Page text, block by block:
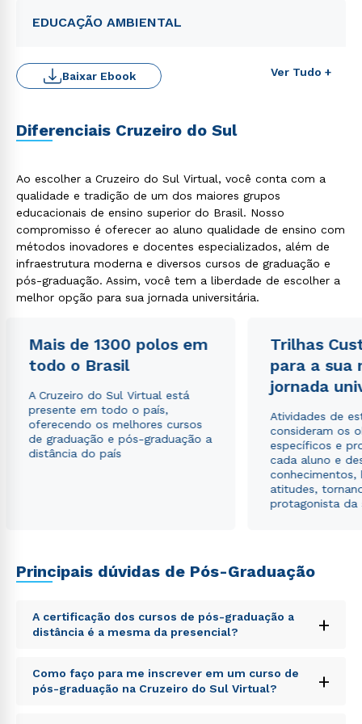
EDUCAÇÃO AMBIENTAL
Ver Tudo +
Baixar Ebook
Diferenciais Cruzeiro do Sul
Ao escolher a Cruzeiro do Sul Virtual, você conta com a
qualidade e tradição de um dos maiores grupos
educacionais de ensino superior do Brasil. Nosso
compromisso é oferecer ao aluno qualidade de ensino com
métodos inovadores e docentes especializados, além de
infraestrutura moderna e diversos cursos de graduação e
pós-graduação. Assim, você tem a liberdade de escolher a
melhor opção para sua jornada universitária.
Mais de 1300 polos em
todo o Brasil
A Cruzeiro do Sul Virtual está
presente em todo o país,
oferecendo os melhores cursos
de graduação e pós-graduação a
distância do país
Trilhas
para a sua
jornada
Atividades de
consideram os
específicos e
cada aluno e
conhecimentos,
atitudes,
protagonista da
Principais dúvidas de Pós-Graduação
A certificação dos cursos de pós-graduação a
distância é a mesma da presencial?
+
Sed ut perspiciatis unde omnis iste natus error sit
voluptatem accusantium doloremque laudantium,
totam rem aperiam, eaque ipsa quae ab illo inventore
Como faço para me inscrever em um curso de
pós-graduação na Cruzeiro do Sul Virtual?
+
Estou de acordo com aPolítica de Privacidade.e
autorizo que meus dados sejam utilizados para o
envio de conteúdos da Cruzeiro do Sul.